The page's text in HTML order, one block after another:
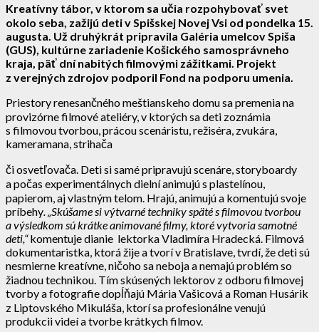
Kreatívny tábor, v ktorom sa učia rozpohybovať svet
okolo seba, zažijú deti v Spišskej Novej Vsi od pondelka 15.
augusta. Už druhýkrát pripravila Galéria umelcov Spiša
(GUS), kultúrne zariadenie Košického samosprávneho
kraja, päť dní nabitých filmovými zážitkami. Projekt
z verejných zdrojov podporil Fond na podporu umenia.
Priestory renesančného meštianskeho domu sa premenia na
provizórne filmové ateliéry, v ktorých sa deti zoznámia
s filmovou tvorbou, prácou scenáristu, režiséra, zvukára,
kameramana, strihača
či osvetľovača. Deti si samé pripravujú scenáre, storyboardy
a počas experimentálnych dielní animujú s plastelínou,
papierom, aj vlastným telom. Hrajú, animujú a komentujú svoje
príbehy . „Skúšame si výtvarné techniky späté s filmovou tvorbou
a výsledkom sú krátke animované filmy, ktoré vytvoria samotné
deti,“komentuje dianie lektorka Vladimíra Hradecká. Filmová
dokumentaristka, ktorá žije a tvorí v Bratislave, tvrdí, že deti sú
nesmierne kreatívne, ničoho sa neboja a nemajú problém so
žiadnou technikou. Tím skúsených lektorov z odboru filmovej
tvorby a fotografie dopĺňajú Mária Vašicová a Roman Husárik
z Liptovského Mikuláša, ktorí sa profesionálne venujú
produkcii videí a tvorbe krátkych filmov.